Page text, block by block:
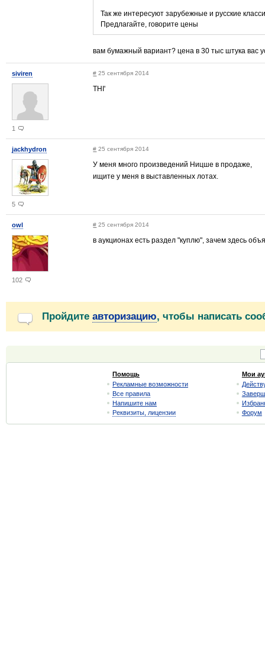
Так же интересуют зарубежные и русские
Предлагайте, говорите цены
вам бумажный вариант? цена в 30 тыс штука вас
siviren
1
# 25 сентября 2014
THI'
jackhydron
5
# 25 сентября 2014
У меня много произведений Ницше в продаже,
ищите у меня в выставленных лотах.
owl
102
# 25 сентября 2014
в аукционах есть раздел "куплю", зачем здесь
Пройдите авторизацию, чтобы написать
Помощь
Рекламные возможности
Все правила
Напишите нам
Реквизиты, лицензии
Мои
Форум